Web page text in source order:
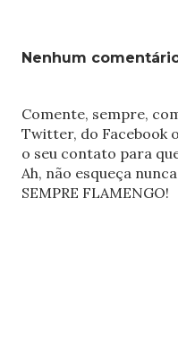
Nenhum
Comente, sempre,
Twitter, do Facebook
o seu contato para
Ah, não esqueça
SEMPRE FLAMENGO!